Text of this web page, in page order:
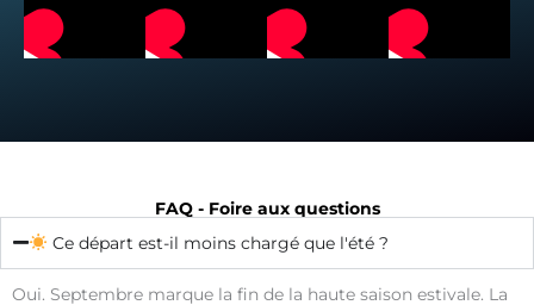
FAQ - Foire aux questions
Ce départ est-il moins chargé que l'été ?
Oui. Septembre marque la fin de la haute saison estivale. La